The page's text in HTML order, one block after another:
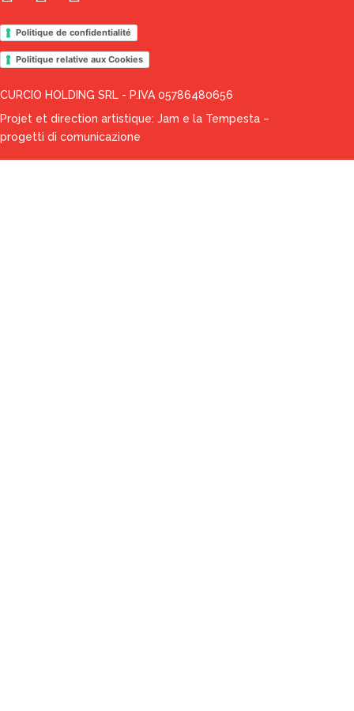
Politique de confidentialité
Politique relative aux Cookies
CURCIO HOLDING SRL - P.IVA 05786480656
Projet et direction artistique: Jam e la Tempesta –
progetti di comunicazione